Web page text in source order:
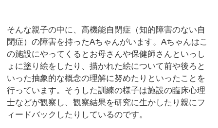
そんな親子の中に、高機能自閉症（知的障害のない自
閉症）の障害を持ったAちゃんがいます。Aちゃんはこ
の施設にやってくるとお母さんや保健師さんといっし
ょに塗り絵をしたり、描かれた絵について前や後ろと
いった抽象的な概念の理解に努めたりといったことを
行っています。そうした訓練の様子は施設の臨床心理
士などが観察し、観察結果を研究に生かしたり親にフ
ィードバックしたりしているのです。